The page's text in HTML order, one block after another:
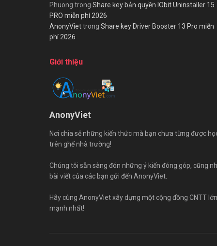
Phuong trong Share key bản quyền IObit Uninstaller 15
PRO miễn phí 2026
AnonyViettrong Share key Driver Booster 13 Pro miễn
phí 2026
Giới thiệu
AnonyViet
Nơi chia sẻ những kiến thức mà bạn chưa từng được
trên ghế nhà trường!
Chúng tôi sẵn sàng đón những ý kiến đóng góp, cũng
bài viết của các bạn gửi đến AnonyViet.
Hãy cùng AnonyViet xây dựng một cộng đồng CNTT lớn
mạnh nhất!